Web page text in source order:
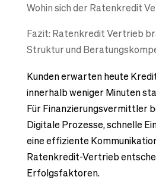
Wohin sich der Ratenkredit
Fazit: Ratenkredit Vertrieb
Struktur und
Kunden erwarten heute
innerhalb weniger Minuten
Für Finanzierungsvermittler
Digitale Prozesse, schnelle
eine effiziente
Ratenkredit-Vertrieb
Erfolgsfaktoren.